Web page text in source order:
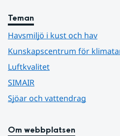
Teman
Havsmiljö i kust och hav
Kunskapscentrum för
Luftkvalitet
SIMAIR
Sjöar och vattendrag
Om webbplatsen